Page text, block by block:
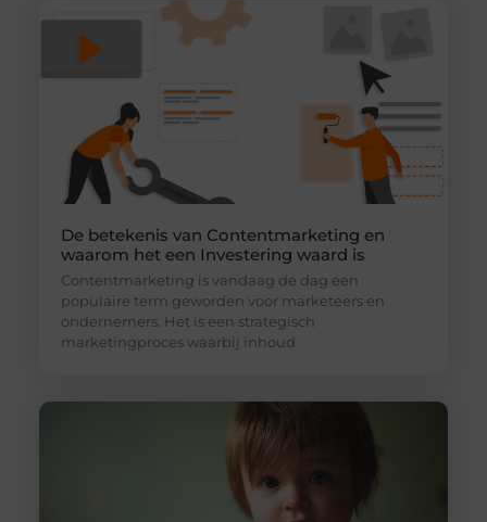
De betekenis van Contentmarketing en
waarom het een Investering waard is
Contentmarketing is vandaag de dag een
populaire term geworden voor marketeers en
ondernemers. Het is een strategisch
marketingproces waarbij inhoud